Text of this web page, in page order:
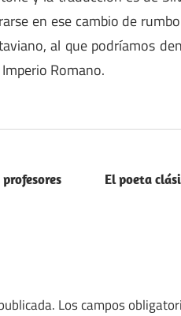
en ese cambio de
al que podríamos
Romano.
El poeta
Los campos